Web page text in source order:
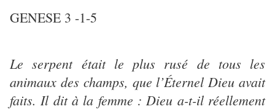
GENESE 3 -1-5
Le serpent était le plus rusé de tous les
animaux des champs, que l’Éternel Dieu avait
faits. Il dit à la femme : Dieu a-t-il réellement